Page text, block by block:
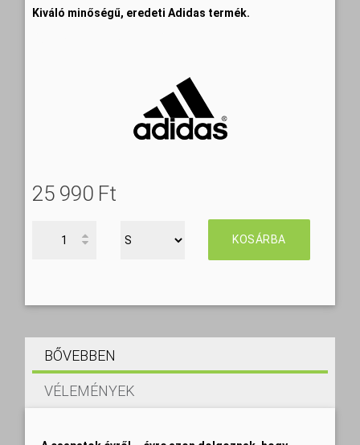
Kiváló minőségű, eredeti Adidas termék.
25 990 Ft‎
KOSÁRBA
BŐVEBBEN
VÉLEMÉNYEK